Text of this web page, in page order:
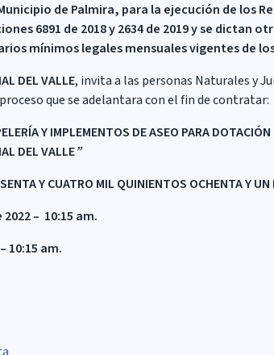
de Palmira, para la ejecución de los
6891 de 2018 y 2634 de 2019 y se dictan
mínimos legales mensuales vigentes de los
DEL VALLE, invita a las personas Naturales y
que se adelantara con el fin de contratar:
Y IMPLEMENTOS DE ASEO PARA
DEL VALLE”
Y CUATRO MIL QUINIENTOS OCHENTA Y
– 10:15 am.
10:15 am.